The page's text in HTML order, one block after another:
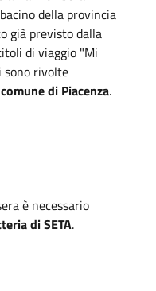
della provincia
già previsto dalla
di viaggio "Mi
sono rivolte
di Piacenza.
è necessario
di SETA.